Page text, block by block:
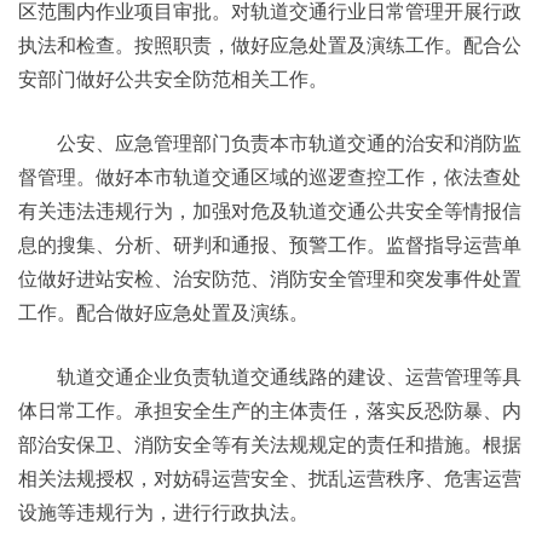
区范围内作业项目审批。对轨道交通行业日常管理开展行政
执法和检查。按照职责，做好应急处置及演练工作。配合公
安部门做好公共安全防范相关工作。
公安、应急管理部门负责本市轨道交通的治安和消防监
督管理。做好本市轨道交通区域的巡逻查控工作，依法查处
有关违法违规行为，加强对危及轨道交通公共安全等情报信
息的搜集、分析、研判和通报、预警工作。监督指导运营单
位做好进站安检、治安防范、消防安全管理和突发事件处置
工作。配合做好应急处置及演练。
轨道交通企业负责轨道交通线路的建设、运营管理等具
体日常工作。承担安全生产的主体责任，落实反恐防暴、内
部治安保卫、消防安全等有关法规规定的责任和措施。根据
相关法规授权，对妨碍运营安全、扰乱运营秩序、危害运营
设施等违规行为，进行行政执法。